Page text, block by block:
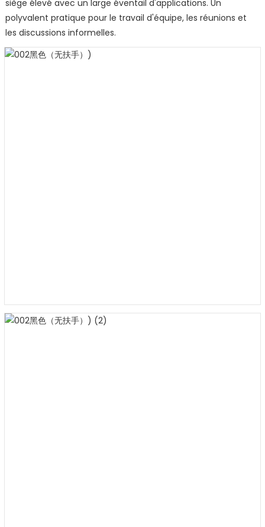
siège élevé avec un large éventail d'applications. Un
polyvalent pratique pour le travail d'équipe, les réunions et
les discussions informelles.